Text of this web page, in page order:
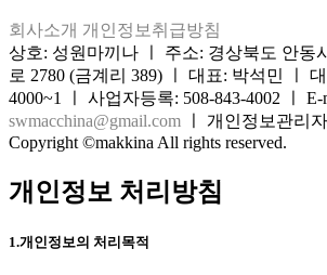
회사소개 개인정보취급방침
상호: 성원마끼나 ㅣ 주소: 경상북도 안동
로 2780 (금계리 389) ㅣ 대표: 박석민 ㅣ
4000~1 ㅣ 사업자등록: 508-843-4002 ㅣ E-
swmacchina@gmail.com ㅣ 개인정보관리
Copyright ©makkina All rights reserved.
개인정보 처리방침
1.개인정보의 처리목적